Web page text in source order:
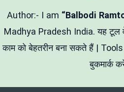
Basic
Calculator
Author:- I am “Balbodi
Madhya Pradesh India. यह टूल
काम को बेहतरीन बना सकते हैं |
बुकमार्क